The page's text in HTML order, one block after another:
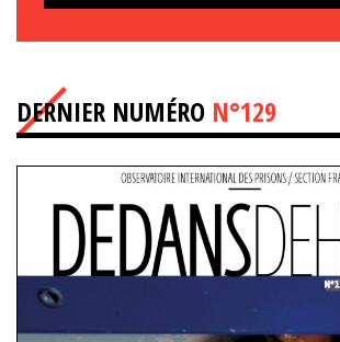
DERNIER NUMÉRO N°129